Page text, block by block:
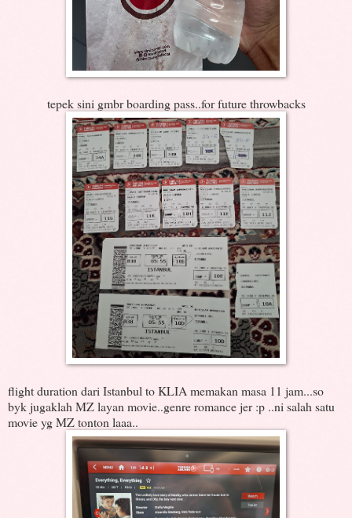
tepek sini gmbr boarding pass..for future throwbacks
flight duration dari Istanbul to KLIA memakan masa 11 jam...so
byk jugaklah MZ layan movie..genre romance jer :p ..ni salah satu
movie yg MZ tonton laaa..